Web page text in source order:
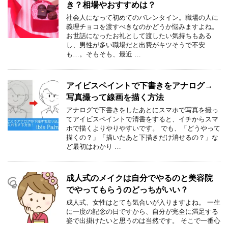
き？相場やおすすめは？
社会人になって初めてのバレンタイン。職場の人に
義理チョコを渡すべきなのかどうか悩みますよね。
お世話になったお礼として渡したい気持ちもある
し、男性が多い職場だと出費がキツそうで不安
も…。そもそも、最近 …
アイビスペイントで下書きをアナログ→
写真撮って線画を描く方法
アナログで下書きをしたあとにスマホで写真を撮っ
てアイビスペイントで清書をすると、イチからスマ
ホで描くよりやりやすいです。 でも、「どうやって
描くの？」「描いたあと下描きだけ消せるの？」な
ど最初はわかり …
成人式のメイクは自分でやるのと美容院
でやってもらうのどっちがいい？
成人式、女性はとても気合いが入りますよね。 一生
に一度の記念の日ですから、自分が完全に満足する
姿で出掛けたいと思うのは当然です。 そこで一番心